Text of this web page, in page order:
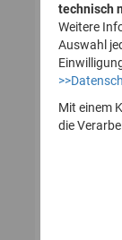
technisch
Weitere
Auswahl
Mit einem
die